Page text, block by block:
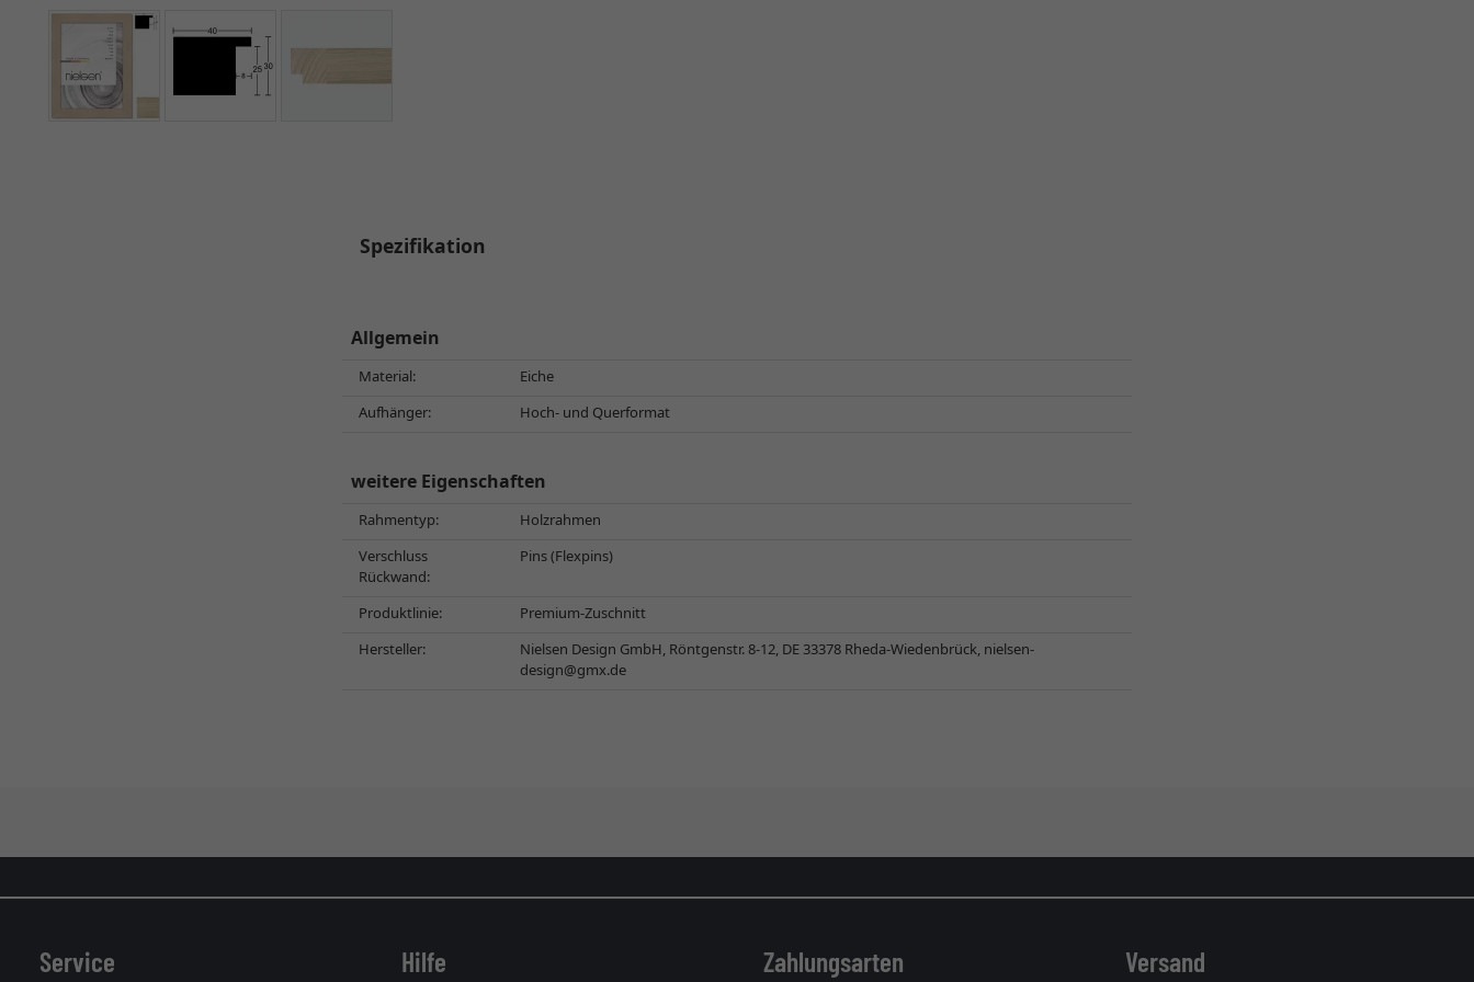
Spezifikation
Allgemein
Material:
Eiche
Aufhänger:
Hoch- und Querformat
weitere Eigenschaften
Rahmentyp:
Holzrahmen
Verschluss
Rückwand:
Pins (Flexpins)
Produktlinie:
Premium-Zuschnitt
Hersteller:
Nielsen Design GmbH, Röntgenstr. 8-12, DE 33378 Rheda-Wiedenbrück, nielsen-
design@gmx.de
Service Hilfe Zahlungsarten Versand